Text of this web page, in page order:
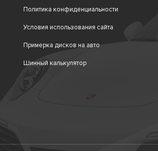
Политика конфиденциальности
Условия использования сайта
Примерка дисков на авто
Шинный калькулятор